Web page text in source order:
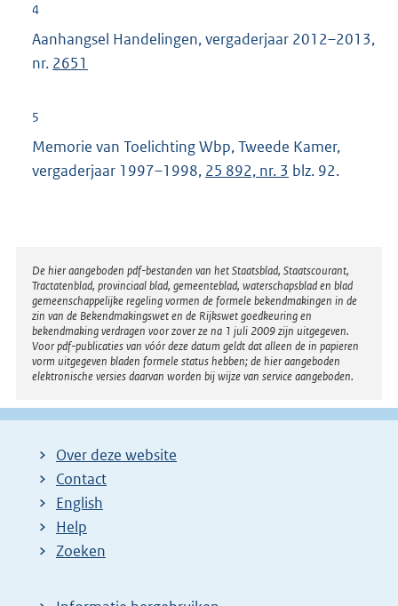
i
n
k
4
Aanhangsel Handelingen, vergaderjaar 2012–2013,
nr. 2651
5
Memorie van Toelichting Wbp, Tweede Kamer,
vergaderjaar 1997–1998, 25 892, nr. 3 blz. 92.
Disclaimer
De hier aangeboden pdf-bestanden van het Staatsblad, Staatscourant,
Tractatenblad, provinciaal blad, gemeenteblad, waterschapsblad en blad
gemeenschappelijke regeling vormen de formele bekendmakingen in de
zin van de Bekendmakingswet en de Rijkswet goedkeuring en
bekendmaking verdragen voor zover ze na 1 juli 2009 zijn uitgegeven.
Voor pdf-publicaties van vóór deze datum geldt dat alleen de in papieren
vorm uitgegeven bladen formele status hebben; de hier aangeboden
elektronische versies daarvan worden bij wijze van service aangeboden.
Over deze website
Contact
English
Help
Zoeken